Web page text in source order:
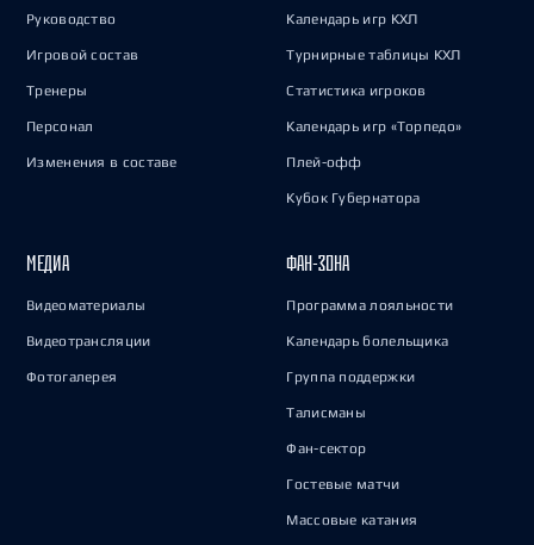
Руководство
Игровой состав
Тренеры
Персонал
Изменения в составе
Календарь игр КХЛ
Турнирные таблицы КХЛ
Статистика игроков
Календарь игр «Торпедо»
Плей-офф
Кубок Губернатора
МЕДИА
Видеоматериалы
Видеотрансляции
Фотогалерея
ФАН-ЗОНА
Программа лояльности
Календарь болельщика
Группа поддержки
Талисманы
Фан-сектор
Гостевые матчи
Массовые катания